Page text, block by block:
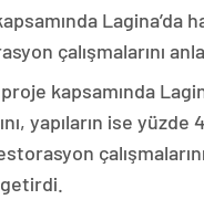
Lagina’da
çalışmalarını
kapsamında
yapıların ise yüzde